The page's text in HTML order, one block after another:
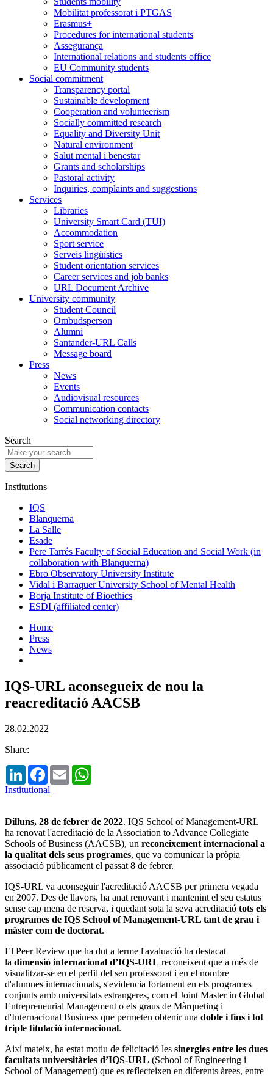
Mobilitat professorat i PTGAS
Erasmus+
Procedures for international students
Assegurança
International relations and students office
EU Community students
Social commitment
Transparency portal
Sustainable development
Cooperation and volunteerism
Socially committed research
Equality and Diversity Unit
Natural environment
Salut mental i benestar
Grants and scholarships
Pastoral activity
Inquiries, complaints and suggestions
Services
Libraries
University Smart Card (TUI)
Accommodation
Sport service
Serveis lingüístics
Student orientation services
Career services and job banks
URL Document Archive
University community
Student Council
Ombudsperson
Alumni
Santander-URL Calls
Message board
Press
News
Events
Audiovisual resources
Communication contacts
Social networking directory
Search
Institutions
IQS
Blanquerna
La Salle
Esade
Pere Tarrés Faculty of Social Education and Social Work (in
collaboration with Blanquerna)
Ebro Observatory University Institute
Vidal i Barraquer University School of Mental Health
Borja Institute of Bioethics
ESDI (affiliated center)
Home
Press
News
IQS-URL aconsegueix de nou la
reacreditació AACSB
28.02.2022
Share:
LinkedInFacebook
Email
Institutional
Dilluns, 28 de febrer de 2022. IQS School of Management-URL
ha renovat l'acreditació de la Association to Advance Collegiate
Schools of Business (AACSB), un reconeixement internacional a
la qualitat dels seus programes, que va comunicar la pròpia
associació públicament el passat 8 de febrer.
IQS-URL va aconseguir l'acreditació AACSB per primera vegada
en 2007. Des de llavors, ha anat renovant i mantenint el seu estatus
sense cap mena de reserva, i quedant sota la seva acreditació tots els
programes de IQS School of Management-URL tant de grau i
màster com de doctorat.
El Peer Review que ha dut a terme l'avaluació ha destacat
la dimensió internacional d’IQS-URL reconeixent que a més de
visualitzar-se en el perfil del seu professorat i en el nombre
d'alumnes internacionals, s'evidencia fortament en els programes
conjunts amb universitats estrangeres, com el Joint Master in Global
Entrepreneurial Management o els graus de Màrqueting i
d'Internacional Business que permeten obtenir una doble i fins i tot
triple titulació internacional.
Així mateix, ha estat motiu de felicitació les sinergies entre les dues
facultats universitàries d’IQS-URL (School of Engineering i
School of Management) que es reflecteixen en diferents àrees, entre